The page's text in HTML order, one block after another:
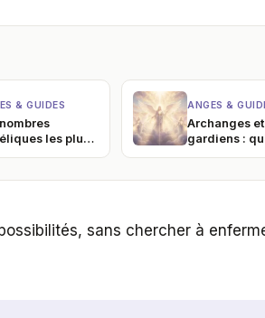
& GUIDES
les plus
ANGES &
Archanges
gardiens :
invoquer ?
sans chercher à